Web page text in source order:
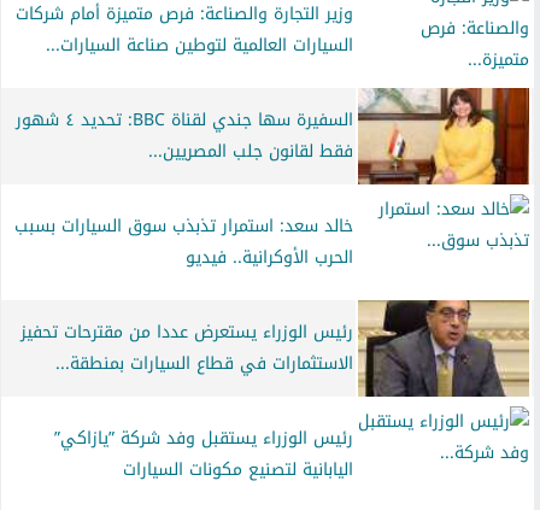
وزير التجارة والصناعة: فرص متميزة أمام شركات
السيارات العالمية لتوطين صناعة السيارات...
السفيرة سها جندي لقناة BBC: تحديد ٤ شهور
فقط لقانون جلب المصريين...
خالد سعد: استمرار تذبذب سوق السيارات بسبب
الحرب الأوكرانية.. فيديو
رئيس الوزراء يستعرض عددا من مقترحات تحفيز
الاستثمارات في قطاع السيارات بمنطقة...
رئيس الوزراء يستقبل وفد شركة ”يازاكي”
اليابانية لتصنيع مكونات السيارات